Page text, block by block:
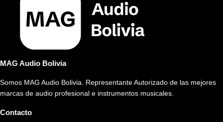
MAG Audio Bolivia
Somos MAG Audio Bolivia. Representante Autorizado de las mejores
marcas de audio profesional e instrumentos musicales.
Contacto